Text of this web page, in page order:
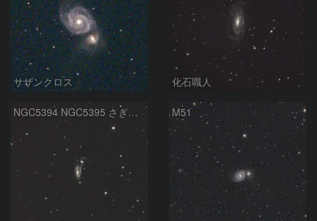
サザンクロス 化石職人
NGC5394 NGC5395 さぎ銀河 りょうけん座 M51